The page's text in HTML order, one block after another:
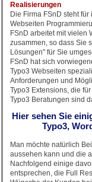
Realisierungen
Die Firma FSnD steht
Webseiten
FSnD arbeitet mit vielen
zusammen, so dass Sie
Lösungen" für Sie
FSnD hat sich
Typo3 Webseiten
Anforderungen und
Typo3 Extensions, die
Typo3 Beratungen sind
Hier sehen Sie
Typo3,
Man möchte natürlich
aussehen kann und die
Nachfolgend einige
entsprechen, die Full